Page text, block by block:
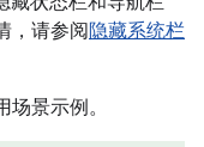
，请参阅隐藏系统栏
景示例。